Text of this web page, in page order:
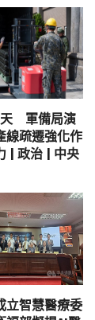
天 軍備局演
線疏遷強化作
| 政治 | 中央
立智慧醫療委